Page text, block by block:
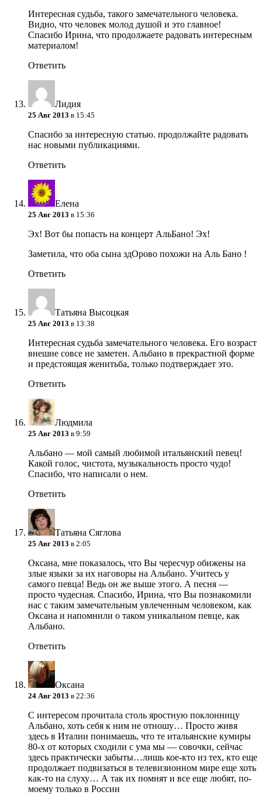
Интересная судьба, такого замечательного человека.
Видно, что человек молод душой и это главное!
Спасибо Ирина, что продолжаете радовать интересным
материалом!
Ответить
Лидия
25 Авг 2013 в 15:45
Спасибо за интересную статью. продолжайте радовать
нас новыми публикациями.
Ответить
Елена
25 Авг 2013 в 15:36
Эх! Вот бы попасть на концерт АльБано! Эх!
Заметила, что оба сына здОрово похожи на Аль Бано !
Ответить
Татьяна Высоцкая
25 Авг 2013 в 13:38
Интересная судьба замечательного человека. Его возраст
внешне совсе не заметен. Альбано в прекрастной форме
и предстоящая женитьба, только подтверждает это.
Ответить
Людмила
25 Авг 2013 в 9:59
Альбано — мой самый любимой итальянский певец!
Какой голос, чистота, музыкальность просто чудо!
Спасибо, что написали о нем.
Ответить
Татьяна Сяглова
25 Авг 2013 в 2:05
Оксана, мне показалось, что Вы чересчур обижены на
злые языки за их наговоры на Альбано. Учитесь у
самого певца! Ведь он же выше этого. А песня —
просто чудесная. Спасибо, Ирина, что Вы познакомили
нас с таким замечательным увлеченным человеком, как
Оксана и напомнили о таком уникальном певце, как
Альбано.
Ответить
Оксана
24 Авг 2013 в 22:36
С интересом прочитала столь яростную поклонницу
Альбано, хоть себя к ним не отношу… Просто живя
здесь в Италии понимаешь, что те итальянские кумиры
80-х от которых сходили с ума мы — совочки, сейчас
здесь практически забыты…лишь кое-кто из тех, кто еще
продолжает подвизаться в телевизионном мире еще хоть
как-то на слуху… А так их помнят и все еще любят, по-
моему только в России